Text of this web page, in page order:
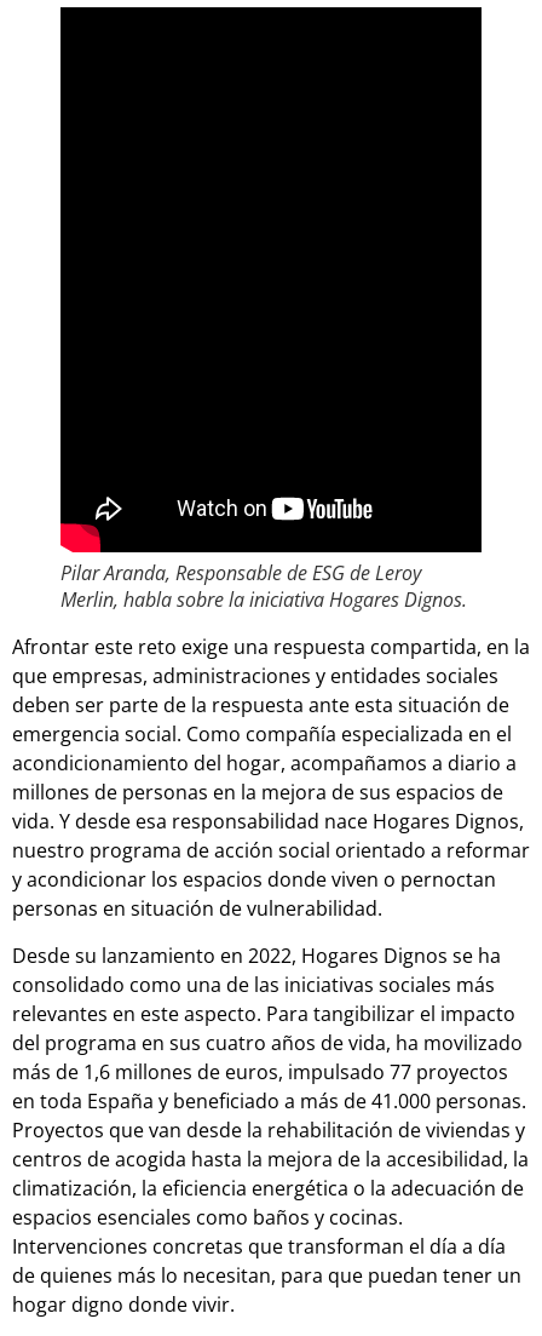
Pilar Aranda, Responsable de ESG de Leroy
Merlin, habla sobre la iniciativa Hogares Dignos.
Afrontar este reto exige una respuesta compartida, en la
que empresas, administraciones y entidades sociales
deben ser parte de la respuesta ante esta situación de
emergencia social. Como compañía especializada en el
acondicionamiento del hogar, acompañamos a diario a
millones de personas en la mejora de sus espacios de
vida. Y desde esa responsabilidad nace Hogares Dignos,
nuestro programa de acción social orientado a reformar
y acondicionar los espacios donde viven o pernoctan
personas en situación de vulnerabilidad.
Desde su lanzamiento en 2022, Hogares Dignos se ha
consolidado como una de las iniciativas sociales más
relevantes en este aspecto. Para tangibilizar el impacto
del programa en sus cuatro años de vida, ha movilizado
más de 1,6 millones de euros, impulsado 77 proyectos
en toda España y beneficiado a más de 41.000 personas.
Proyectos que van desde la rehabilitación de viviendas y
centros de acogida hasta la mejora de la accesibilidad, la
climatización, la eficiencia energética o la adecuación de
espacios esenciales como baños y cocinas.
Intervenciones concretas que transforman el día a día
de quienes más lo necesitan, para que puedan tener un
hogar digno donde vivir.